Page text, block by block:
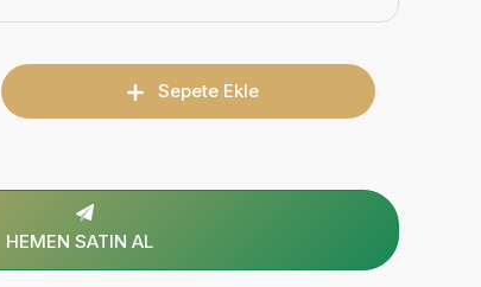
Sepete Ekle
HEMEN SATIN AL